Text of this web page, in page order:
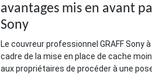
avantages mis en avant
Sony
Le couvreur professionnel GRAFF Sony
cadre de la mise en place de cache
aux propriétaires de procéder à une